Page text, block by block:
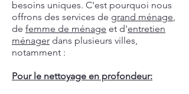
besoins uniques. C'est pourquoi nous
offrons des services de grand ménage,
de femme de ménage et d'entretien
ménager dans plusieurs villes,
notamment :
Pour le nettoyage en profondeur: